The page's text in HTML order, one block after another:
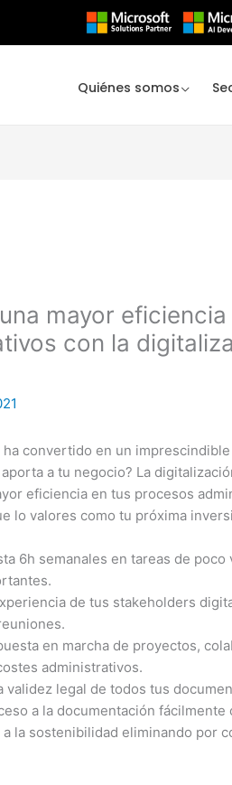
Quiénes somos
mayor
con la
convertido en un
a tu negocio? La
eficiencia en tus procesos
lo valores como tu próxima
6h semanales en tareas de
de tus stakeholders
en marcha de proyectos,
administrativos.
validez legal de todos tus
a la documentación
la sostenibilidad eliminando por